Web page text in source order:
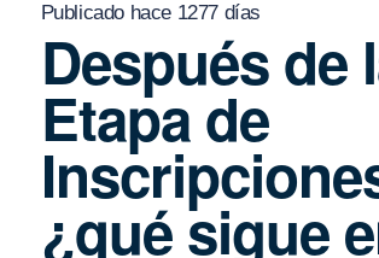
Publicado hace 1277 días
Después de
Etapa de
¿qué sigue